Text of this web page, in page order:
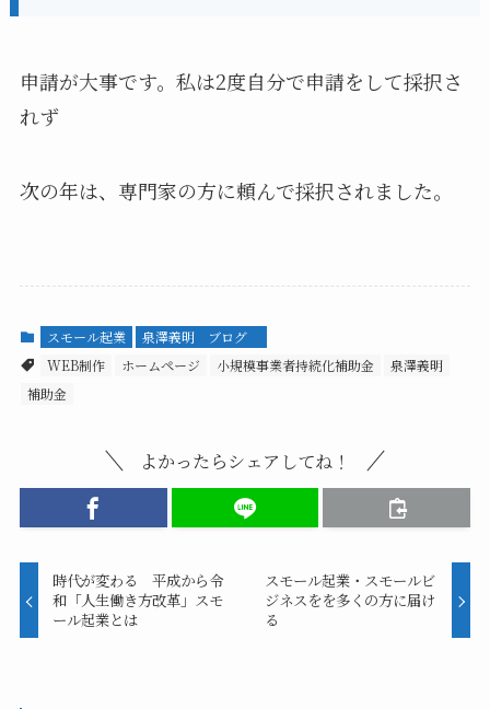
申請が大事です。私は2度自分で申請をして採択さ
れず
次の年は、専門家の方に頼んで採択されました。
スモール起業
泉澤義明 ブログ
WEB制作
ホームページ 小規模事業者持続化補助金
泉澤義明
補助金
よかったらシェアしてね！
時代が変わる 平成から令
和「人生働き方改革」スモ
ール起業とは
スモール起業・スモールビ
ジネスをを多くの方に届け
る